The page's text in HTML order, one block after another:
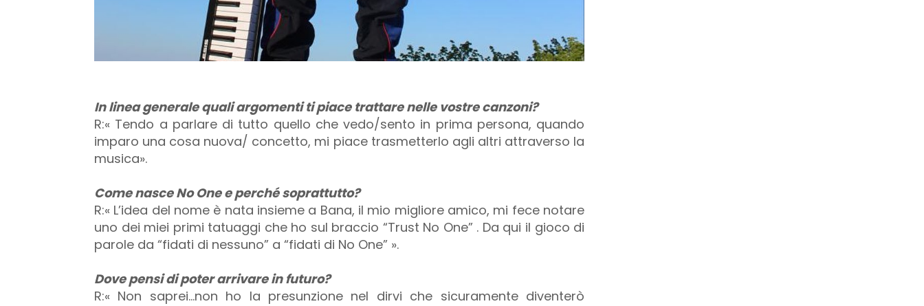
In linea generale quali argomenti ti piace trattare nelle vostre canzoni?
R:« Tendo a parlare di tutto quello che vedo/sento in prima persona, quando
imparo una cosa nuova/ concetto, mi piace trasmetterlo agli altri attraverso la
musica».
Come nasce No One e perché soprattutto?
R:« L’idea del nome è nata insieme a Bana, il mio migliore amico, mi fece notare
uno dei miei primi tatuaggi che ho sul braccio “Trust No One” . Da qui il gioco di
parole da “fidati di nessuno” a “fidati di No One” ».
Dove pensi di poter arrivare in futuro?
R:« Non saprei…non ho la presunzione nel dirvi che sicuramente diventerò